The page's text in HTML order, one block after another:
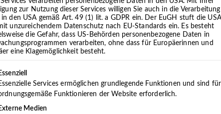
Psychotherapie, Neurologie, Ergotherapie,
ganzheitliches, biopsychosoziales, das den
sieht und behandelt. Wir wissen aus Erfahrung,
in Cuxhaven, Oldenburg, Hemmoor und
einem Dach gewähren wir eine bundesweit
zur Nutzung dieser Services willigen Sie auch in die
in den USA gemäß Art. 49 (1) lit. a GDPR ein. Der EuGH stuft die
unzureichendem Datenschutz nach EU-Standards ein. Es besteht
die Gefahr, dass US-Behörden personenbezogene Daten in
verarbeiten, ohne dass für Europäerinnen und
eine Klagemöglichkeit besteht.
eine Liste der Service-Gruppen, für die eine
Services ermöglichen grundlegende Funktionen und sind
Funktionieren der Website erforderlich.
Medien